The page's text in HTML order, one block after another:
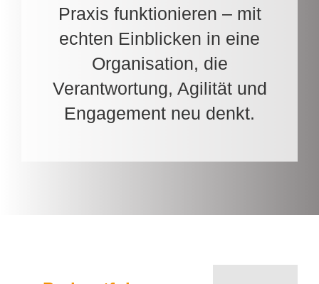
Praxis funktionieren – mit
echten Einblicken in eine
Organisation, die
Verantwortung, Agilität und
Engagement neu denkt.